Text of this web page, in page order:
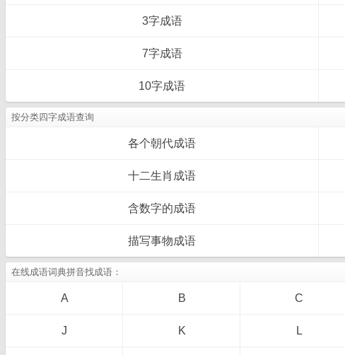
3字成语
7字成语
10字成语
按分类四字成语查询
各个朝代成语
十二生肖成语
含数字的成语
描写事物成语
在线成语词典拼音找成语：
A B C
J K L